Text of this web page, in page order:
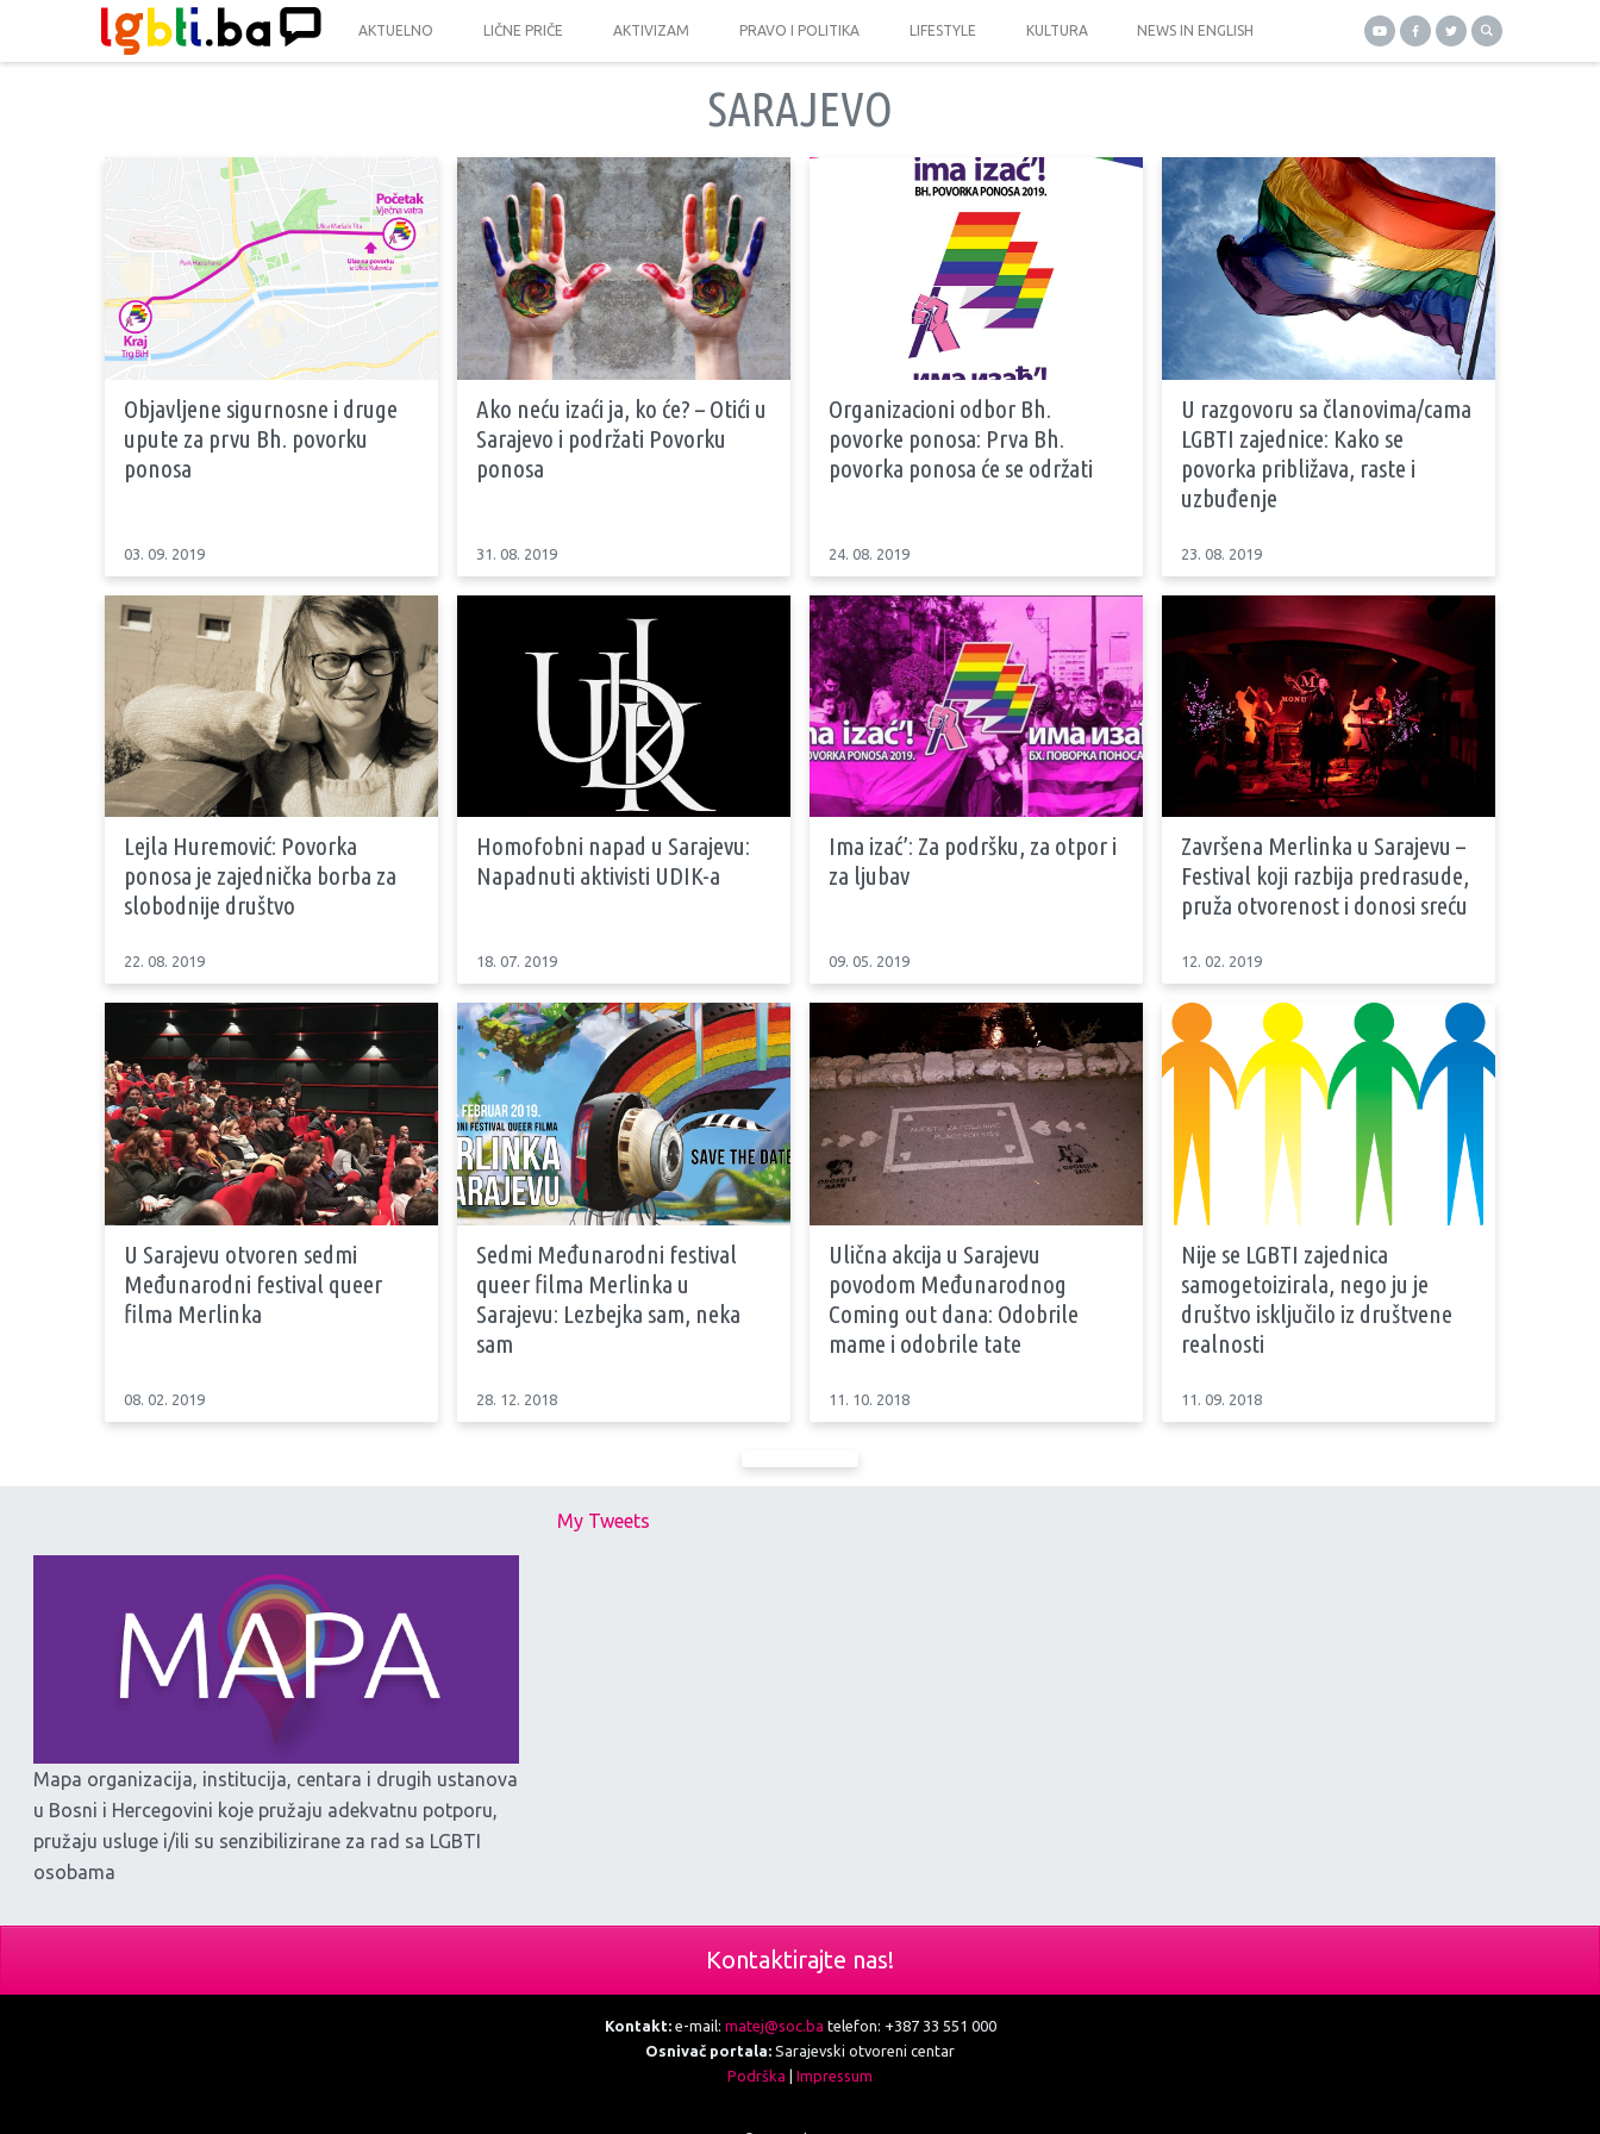
AKTUELNO LIČNE PRIČE AKTIVIZAM PRAVO I POLITIKA LIFESTYLE KULTURA NEWS IN ENGLISH
SARAJEVO
Objavljene sigurnosne i druge
upute za prvu Bh. povorku
ponosa
03. 09. 2019
Ako neću izaći ja, ko će? – Otići u
Sarajevo i podržati Povorku
ponosa
31. 08. 2019
Organizacioni odbor Bh.
povorke ponosa: Prva Bh.
povorka ponosa će se održati
24. 08. 2019
U razgovoru sa članovima/cama
LGBTI zajednice: Kako se
povorka približava, raste i
uzbuđenje
23. 08. 2019
Lejla Huremović: Povorka
ponosa je zajednička borba za
slobodnije društvo
22. 08. 2019
Homofobni napad u Sarajevu:
Napadnuti aktivisti UDIK-a
18. 07. 2019
Ima izać’: Za podršku, za otpor i
za ljubav
09. 05. 2019
Završena Merlinka u Sarajevu –
Festival koji razbija predrasude,
pruža otvorenost i donosi sreću
12. 02. 2019
U Sarajevu otvoren sedmi
Međunarodni festival queer
filma Merlinka
08. 02. 2019
Sedmi Međunarodni festival
queer filma Merlinka u
Sarajevu: Lezbejka sam, neka
sam
28. 12. 2018
Ulična akcija u Sarajevu
povodom Međunarodnog
Coming out dana: Odobrile
mame i odobrile tate
11. 10. 2018
Nije se LGBTI zajednica
samogetoizirala, nego ju je
društvo isključilo iz društvene
realnosti
11. 09. 2018
Mapa organizacija, institucija, centara i drugih ustanova
u Bosni i Hercegovini koje pružaju adekvatnu potporu,
pružaju usluge i/ili su senzibilizirane za rad sa LGBTI
osobama
My Tweets
Kontaktirajte nas!
Kontakt:e-mail: matej@soc.ba telefon: +387 33 551 000
Osnivač portala: Sarajevski otvoreni centar
Podrška
Impressum